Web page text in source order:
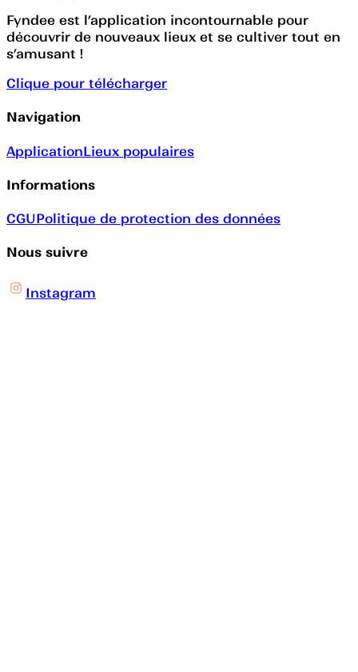
Fyndee est l’application incontournable pour
découvrir de nouveaux lieux et se cultiver tout en
s’amusant !
Clique pour télécharger
Navigation
ApplicationLieux populaires
Informations
CGUPolitique de protection des données
Nous suivre
Instagram